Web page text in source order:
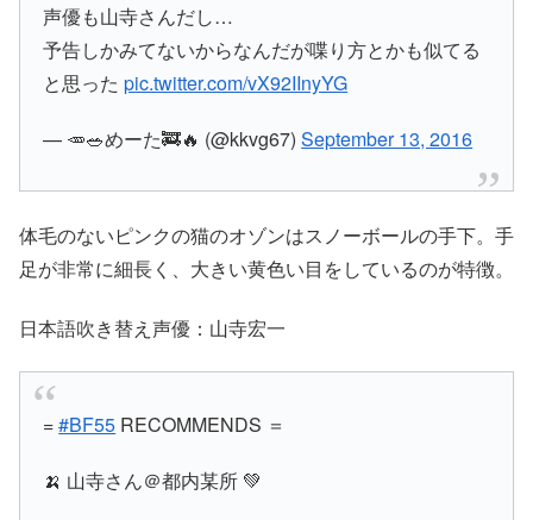
声優も山寺さんだし…
予告しかみてないからなんだが喋り方とかも似てる
と思ったpic.twitter.com/vX92IInyYG
— 🥕🥗めーた🚒🔥 (@kkvg67)September 13, 2016
体毛のないピンクの猫のオゾンはスノーボールの手下。手
足が非常に細長く、大きい黄色い目をしているのが特徴。
日本語吹き替え声優：山寺宏一
=#BF55 RECOMMENDS ＝
🍌 山寺さん＠都内某所 💚